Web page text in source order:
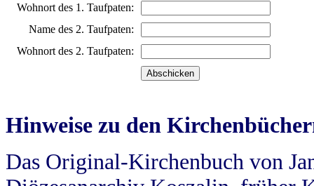
Wohnort des 1. Taufpaten:
Name des 2. Taufpaten:
Wohnort des 2. Taufpaten:
Hinweise zu den
Das Original-Kirchenbuch von